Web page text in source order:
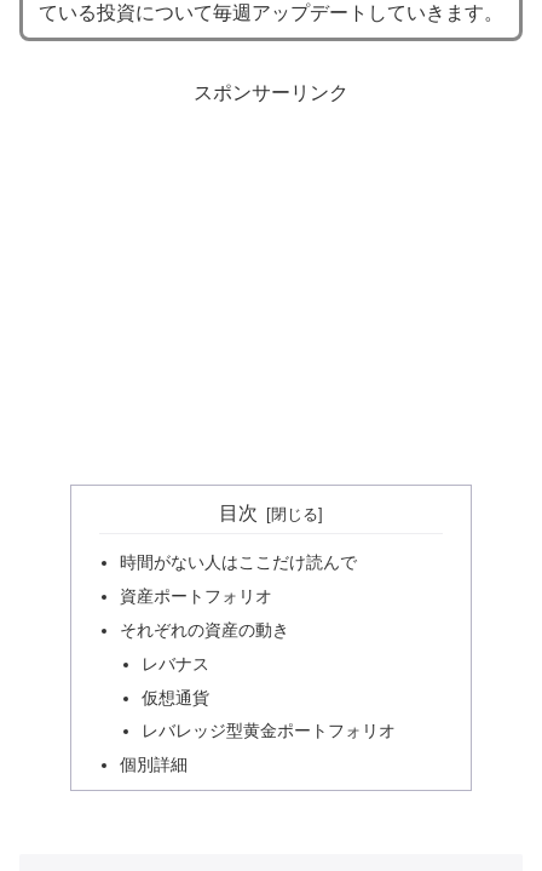
ている投資について毎週アップデートしていきます。
スポンサーリンク
目次
時間がない人はここだけ読んで
資産ポートフォリオ
それぞれの資産の動き
レバナス
仮想通貨
レバレッジ型黄金ポートフォリオ
個別詳細